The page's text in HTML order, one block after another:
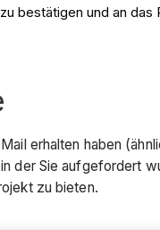
bestätigen und an das
erhalten haben
der Sie aufgefordert
zu bieten.